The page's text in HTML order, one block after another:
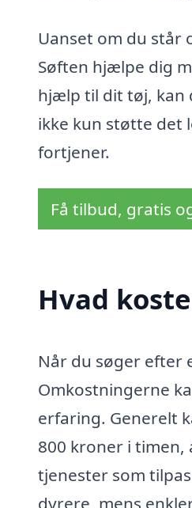
Uanset om du står
Søften hjælpe dig
hjælp til dit tøj, kan
ikke kun støtte det
fortjener.
Få tilbud, gratis
Hvad
Når du søger efter
Omkostningerne
erfaring. Generelt
800 kroner i
tjenester som
dyrere, mens